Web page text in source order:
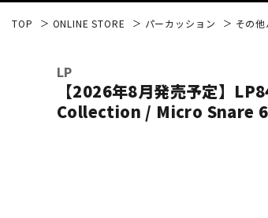
TOP ONLINE STORE パーカッション その
LP
【2026年8月発売予定】
Collection / Micro